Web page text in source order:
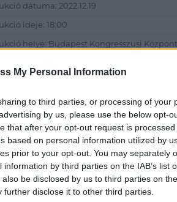
My Personal Information
to third parties, or processing of your
by us, please use the below opt-
that after your opt-out request is
based on personal information utilized by
prior to your opt-out. You may separately
by third parties on the IAB’s list
be disclosed by us to third parties on the
further disclose it to other third parties.
dátuma: 2022.12.19
ideje: 18:00
helye: Budapest Kongresszusi
Eladó adatai
Eladó: Virág Judit Galéria
Cím: Nemes Zsófia
Mű-Terem Galéria Kft.
1055 Budapest, Falk Miksa
Telefon: 36-1-312-2071, 269-
Weboldal:http://